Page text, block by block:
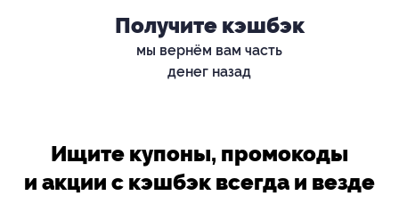
Получите кэшбэк
мы вернём вам часть
денег назад
Ищите купоны, промокоды
и акции с кэшбэк всегда и везде